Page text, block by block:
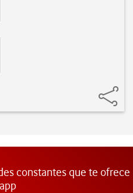
constantes que te ofrece